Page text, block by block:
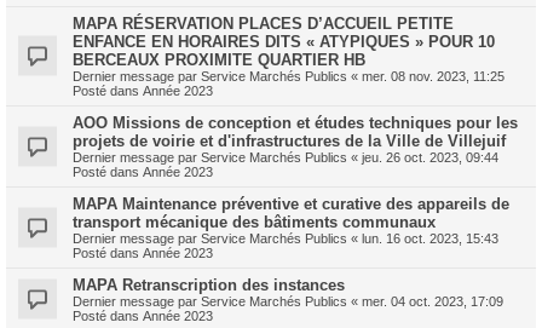
MAPA RÉSERVATION PLACES D’ACCUEIL PETITE
ENFANCE EN HORAIRES DITS « ATYPIQUES » POUR 10
BERCEAUX PROXIMITE QUARTIER HB
Dernier message par Service Marchés Publics « mer. 08 nov. 2023, 11:25
Posté dans Année 2023
AOO Missions de conception et études techniques pour les
projets de voirie et d'infrastructures de la Ville de Villejuif
Dernier message par Service Marchés Publics « jeu. 26 oct. 2023, 09:44
Posté dans Année 2023
MAPA Maintenance préventive et curative des appareils de
transport mécanique des bâtiments communaux
Dernier message par Service Marchés Publics « lun. 16 oct. 2023, 15:43
Posté dans Année 2023
MAPA Retranscription des instances
Dernier message par Service Marchés Publics « mer. 04 oct. 2023, 17:09
Posté dans Année 2023